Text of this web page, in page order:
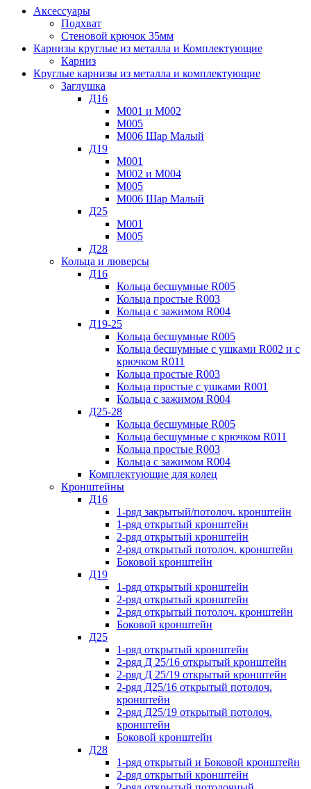
Аксессуары
Подхват
Стеновой крючок 35мм
Карнизы круглые из металла и Комплектующие
Карниз
Круглые карнизы из металла и комплектующие
Заглушка
Д16
М001 и М002
М005
М006 Шар Малый
Д19
М001
М002 и М004
М005
М006 Шар Малый
Д25
М001
М005
Д28
Кольца и люверсы
Д16
Кольца бесшумные R005
Кольца простые R003
Кольца с зажимом R004
Д19-25
Кольца бесшумные R005
Кольца бесшумные с ушками R002 и с
крючком R011
Кольца простые R003
Кольца простые с ушками R001
Кольца с зажимом R004
Д25-28
Кольца бесшумные R005
Кольца бесшумные с крючком R011
Кольца простые R003
Кольца с зажимом R004
Комплектующие для колец
Кронштейны
Д16
1-ряд закрытый/потолоч. кронштейн
1-ряд открытый кронштейн
2-ряд открытый кронштейн
2-ряд открытый потолоч. кронштейн
Боковой кронштейн
Д19
1-ряд открытый кронштейн
2-ряд открытый кронштейн
2-ряд открытый потолоч. кронштейн
Боковой кронштейн
Д25
1-ряд открытый кронштейн
2-ряд Д 25/16 открытый кронштейн
2-ряд Д 25/19 открытый кронштейн
2-ряд Д25/16 открытый потолоч.
кронштейн
2-ряд Д25/19 открытый потолоч.
кронштейн
Боковой кронштейн
Д28
1-ряд открытый и Боковой кронштейн
2-ряд открытый кронштейн